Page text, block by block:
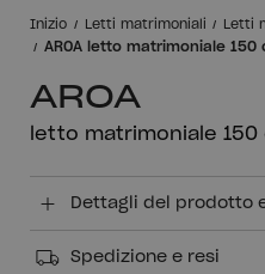
Inizio Letti matrimoniali Letti
AROA letto matrimoniale
AROA
letto matrimoniale
Dettagli del prodotto
Spedizione e resi